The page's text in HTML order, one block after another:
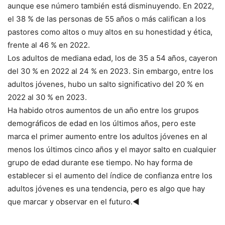
aunque ese número también está disminuyendo. En 2022,
el 38 % de las personas de 55 años o más califican a los
pastores como altos o muy altos en su honestidad y ética,
frente al 46 % en 2022.
Los adultos de mediana edad, los de 35 a 54 años, cayeron
del 30 % en 2022 al 24 % en 2023. Sin embargo, entre los
adultos jóvenes, hubo un salto significativo del 20 % en
2022 al 30 % en 2023.
Ha habido otros aumentos de un año entre los grupos
demográficos de edad en los últimos años, pero este
marca el primer aumento entre los adultos jóvenes en al
menos los últimos cinco años y el mayor salto en cualquier
grupo de edad durante ese tiempo. No hay forma de
establecer si el aumento del índice de confianza entre los
adultos jóvenes es una tendencia, pero es algo que hay
que marcar y observar en el futuro.◄